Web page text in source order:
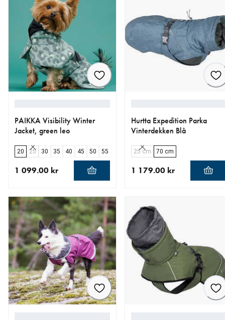
PAIKKA Visibility Winter
Jacket, green leo
20 25 30 35 40 45 50 55 70
1 099.00 kr
Hurtta Expedition Parka
Vinterdekken Blå
25 cm 70 cm
1 179.00 kr